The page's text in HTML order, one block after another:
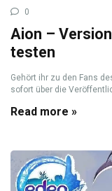
0
Aion –
testen
Gehört ihr zu den Fans
sofort über die
Read more »